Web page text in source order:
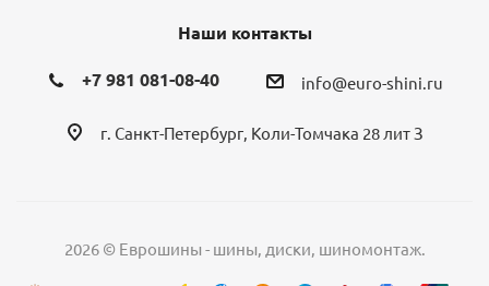
Наши контакты
+7 981 081-08-40 info@euro-shini.ru
г. Санкт-Петербург, Коли-Томчака 28 лит З
2026 © Еврошины - шины, диски, шиномонтаж.